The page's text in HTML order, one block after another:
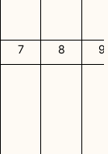
7 8
9